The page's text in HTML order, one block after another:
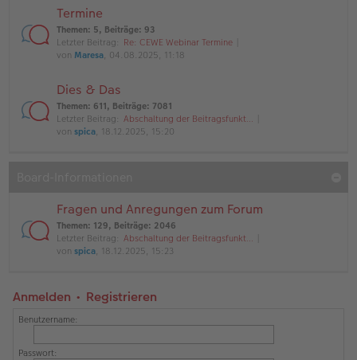
Termine
Themen: 5, Beiträge: 93
Letzter Beitrag: Re: CEWE Webinar Termine
von Maresa, 04.08.2025, 11:18
Dies & Das
Themen: 611, Beiträge: 7081
Letzter Beitrag: Abschaltung der Beitragsfunkt…
von spica, 18.12.2025, 15:20
Fragen und Anregungen zum Forum
Themen: 129, Beiträge: 2046
Letzter Beitrag: Abschaltung der Beitragsfunkt…
von spica, 18.12.2025, 15:23
Anmelden • Registrieren
Benutzername:
Passwort: